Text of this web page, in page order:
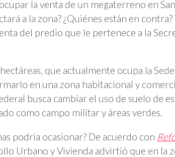
la venta de un megaterreno en
a la zona? ¿Quiénes están en
del predio que le pertenece a la
que actualmente ocupa la
en una zona habitacional y
busca cambiar el uso de suelo de
como campo militar y áreas verdes.
podría ocasionar? De acuerdo con
Urbano y Vivienda advirtió que en la